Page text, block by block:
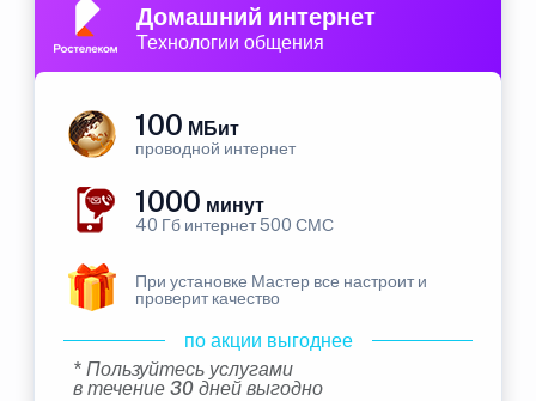
Домашний интернет
Технологии общения
100 МБит
проводной интернет
1000 минут
40 Гб интернет 500 СМС
При установке Мастер все настроит и
проверит качество
по акции выгоднее
* Пользуйтесь услугами
в течение 30 дней выгодно